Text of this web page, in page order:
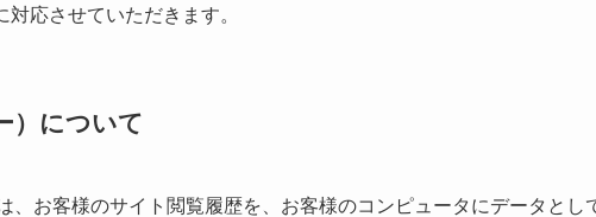
応させていただきます。
）について
、お客様のサイト閲覧履歴を、お客様のコンピュータにデータとし